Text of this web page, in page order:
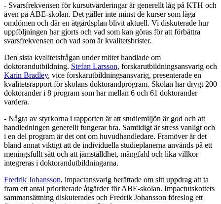
- Svarsfrekvensen för kursutvärderingar är generellt låg på KTH och
även på ABE-skolan. Det gäller inte minst de kurser som låga
omdömen och där en åtgärdsplan blivit aktuell. Vi diskuterade hur
uppföljningen har gjorts och vad som kan göras för att förbättra
svarsfrekvensen och vad som är kvalitetsbrister.
Den sista kvalitetsfrågan under mötet handlade om
doktorandutbildning. Stefan Larsson, forskarutbildningsansvarig och
Karin Bradley, vice forskarutbildningsansvarig, presenterade en
kvalitetsrapport för skolans doktorandprogram. Skolan har drygt 200
doktorander i 8 program som har mellan 6 och 61 doktorander
vardera.
- Några av styrkorna i rapporten är att studiemiljön är god och att
handledningen generellt fungerar bra. Samtidigt är stress vanligt och
i en del program är det ont om huvudhandledare. Framöver är det
bland annat viktigt att de individuella studieplanerna används på ett
meningsfullt sätt och att jämställdhet, mångfald och lika villkor
integreras i doktorandutbildningarna.
Fredrik Johansson, impactansvarig berättade om sitt uppdrag att ta
fram ett antal prioriterade åtgärder för ABE-skolan. Impactutskottets
sammansättning diskuterades och Fredrik Johansson föreslog ett